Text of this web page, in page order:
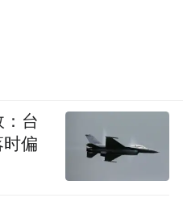
台
时偏